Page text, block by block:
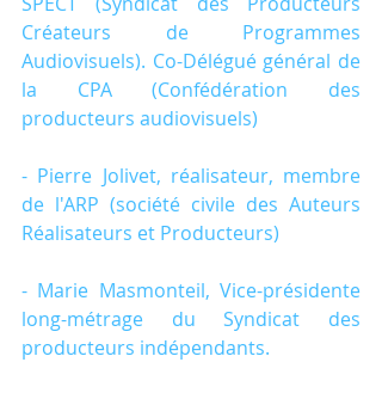
Créateurs de Programmes
Audiovisuels). Co-Délégué général de
la CPA (Confédération des
producteurs audiovisuels)
- Pierre Jolivet, réalisateur, membre
de l'ARP (société civile des Auteurs
Réalisateurs et Producteurs)
- Marie Masmonteil, Vice-présidente
long-métrage du Syndicat des
producteurs indépendants.